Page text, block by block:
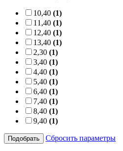
10,40 (1)
11,40 (1)
12,40 (1)
13,40 (1)
2,30 (1)
3,40 (1)
4,40 (1)
5,40 (1)
6,40 (1)
7,40 (1)
8,40 (1)
9,40 (1)
Подобрать Сбросить параметры